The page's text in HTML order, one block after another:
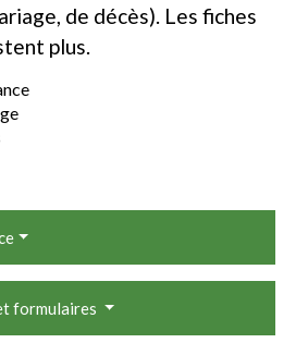
de décès). Les fiches
plus.
formulaires